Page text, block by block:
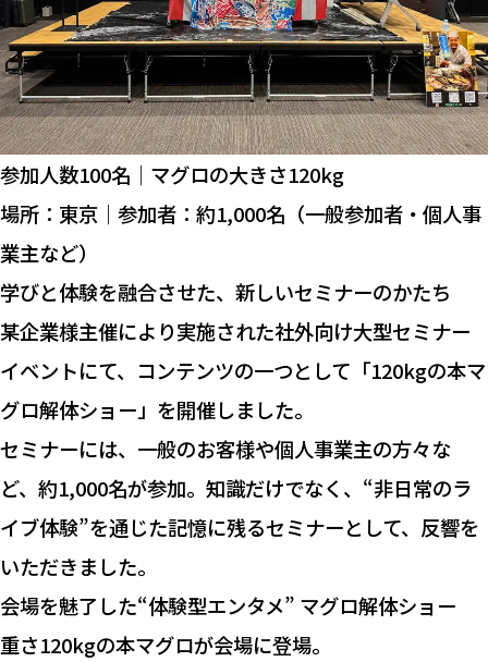
参加人数100名｜マグロの大きさ120kg
場所：東京｜参加者：約1,000名（一般参加者・個人事
業主など）
学びと体験を融合させた、新しいセミナーのかたち
某企業様主催により実施された社外向け大型セミナー
イベントにて、コンテンツの一つとして「120kgの本マ
グロ解体ショー」を開催しました。
セミナーには、一般のお客様や個人事業主の方々な
ど、約1,000名が参加。知識だけでなく、“非日常のラ
イブ体験”を通じた記憶に残るセミナーとして、反響を
いただきました。
会場を魅了した“体験型エンタメ” マグロ解体ショー
重さ120kgの本マグロが会場に登場。